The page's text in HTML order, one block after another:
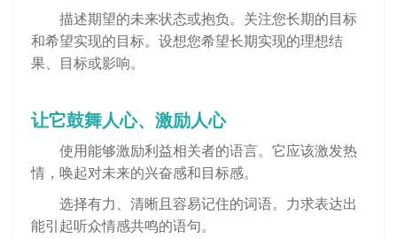
描述期望的未来状态或抱负。关注您长期的目标
和希望实现的目标。设想您希望长期实现的理想结
果、目标或影响。
让它鼓舞人心、激励人心
使用能够激励利益相关者的语言。它应该激发热
情，唤起对未来的兴奋感和目标感。
选择有力、清晰且容易记住的词语。力求表达出
能引起听众情感共鸣的语句。